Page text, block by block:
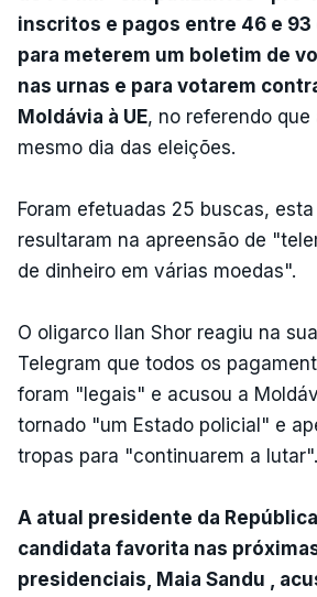
inscritos e pagos entre 46 e 93
para meterem um boletim de
nas urnas e para votarem
Moldávia à UE, no referendo
mesmo dia das eleições.
Foram efetuadas 25 buscas,
resultaram na apreensão de
de dinheiro em várias moedas".
O oligarco Ilan Shor reagiu na
Telegram que todos os
foram "legais" e acusou a
tornado "um Estado policial" e
tropas para "continuarem a lutar".
A atual presidente da
candidata favorita nas
presidenciais, Maia Sandu ,